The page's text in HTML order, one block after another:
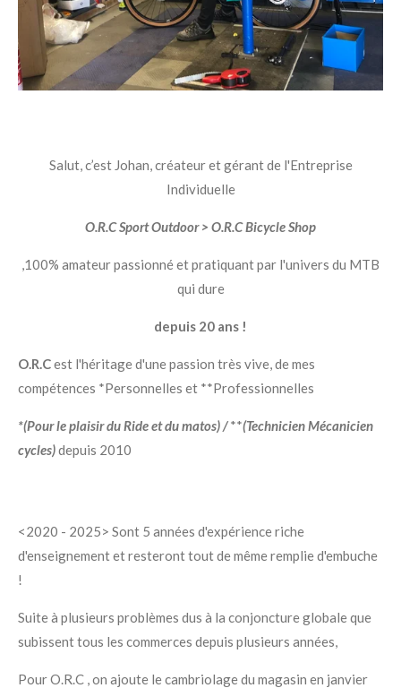
Salut, c’est Johan, créateur et gérant de l'Entreprise
Individuelle
O.R.C Sport Outdoor > O.R.C Bicycle Shop
,100% amateur passionné et pratiquant par l'univers du MTB
qui dure
depuis 20 ans !
O.R.Cest l'héritage d'une passion très vive,de mes
compétences *Personnelles et **Professionnelles
*(Pour le plaisir du Ride et du matos) /**(Technicien Mécanicien
cycles)depuis 2010
<2020 - 2025> Sont 5 années d'expérience riche
d'enseignement et resteront tout de même remplie d'embuche
!
Suite à plusieurs problèmes dus à la conjoncture globale que
subissent tous les commerces depuis plusieurs années,
Pour O.R.C , on ajoute le cambriolage du magasin en janvier